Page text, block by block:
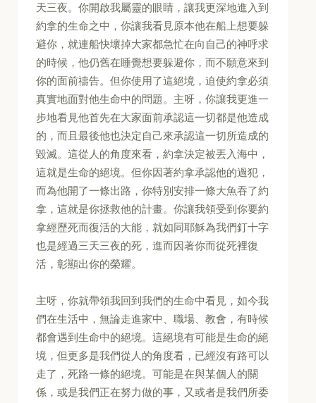
天三夜。你開啟我屬靈的眼睛，讓我更深地進入到
約拿的生命之中，你讓我看見原本他在船上想要躲
避你，就連船快壞掉大家都急忙在向自己的神呼求
的時候，他仍舊在睡覺想要躲避你，而不願意來到
你的面前禱告。但你使用了這絕境，迫使約拿必須
真實地面對他生命中的問題。主呀，你讓我更進一
步地看見他首先在大家面前承認這一切都是他造成
的，而且最後他也決定自己來承認這一切所造成的
毀滅。這從人的角度來看，約拿決定被丟入海中，
這就是生命的絕境。但你因著約拿承認他的過犯，
而為他開了一條出路，你特別安排一條大魚吞了約
拿，這就是你拯救他的計畫。你讓我領受到你要約
拿經歷死而復活的大能，就如同耶穌為我們釘十字
也是經過三天三夜的死，進而因著你而從死裡復
活，彰顯出你的榮耀。
主呀，你就帶領我回到我們的生命中看見，如今我
們在生活中，無論走進家中、職場、教會，有時候
都會遇到生命中的絕境。這絕境有可能是生命的絕
境，但更多是我們從人的角度看，已經沒有路可以
走了，死路一條的絕境。可能是在與某個人的關
係，或是我們正在努力做的事，又或者是我們所委